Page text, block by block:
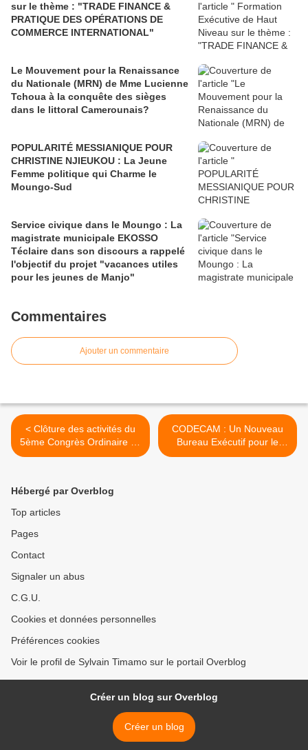
sur le thème : "TRADE FINANCE &
PRATIQUE DES OPÉRATIONS DE
COMMERCE INTERNATIONAL"
Le Mouvement pour la Renaissance
du Nationale (MRN) de Mme Lucienne
Tchoua à la conquête des sièges
dans le littoral Camerounais?
POPULARITÉ MESSIANIQUE POUR
CHRISTINE NJIEUKOU : La Jeune
Femme politique qui Charme le
Moungo-Sud
Service civique dans le Moungo : La
magistrate municipale EKOSSO
Téclaire dans son discours a rappelé
l'objectif du projet "vacances utiles
pour les jeunes de Manjo"
Commentaires
Ajouter un commentaire
< Clôture des activités du
5ème Congrès Ordinaire du
Peuple BAN'EKA : NDEDI
résolutions fortes et
majoritairement
CODECAM : Un Nouveau
Bureau Exécutif pour le
Comité de Développement
Hébergé par Overblog
Top articles
Pages
Contact
Signaler un abus
C.G.U.
Cookies et données personnelles
Préférences cookies
Voir le profil de Sylvain Timamo sur le portail Overblog
Créer un blog sur Overblog
Créer un blog